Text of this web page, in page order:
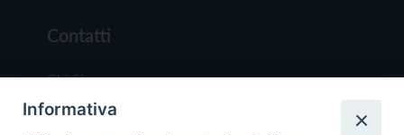
Contatti
Chi Siamo
Redazione
Informativa